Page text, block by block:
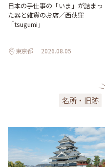
日本の手仕事の「いま」が詰まっ
た器と雑貨のお店／西荻窪
「tsugumi」
東京都 2026.08.05
名所・旧跡